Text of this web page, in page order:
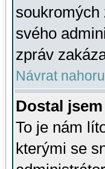
soukromých
svého
zpráv
Návrat nahoru
Dostal
To je nám
kterými se